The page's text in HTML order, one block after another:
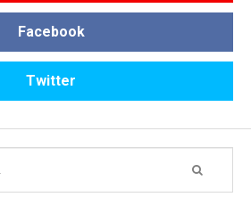
Facebook
Twitter